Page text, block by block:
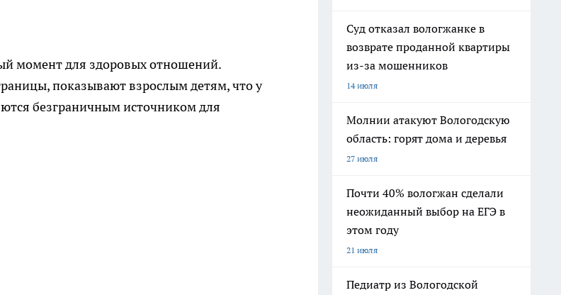
момент для здоровых отношений.
показывают взрослым детям, что у
безграничным источником для
Суд отказал вологжанке в
возврате проданной квартиры
из-за мошенников
14 июля
Молнии атакуют Вологодскую
область: горят дома и деревья
27 июля
Почти 40% вологжан сделали
неожиданный выбор на ЕГЭ в
этом году
21 июля
Педиатр из Вологодской